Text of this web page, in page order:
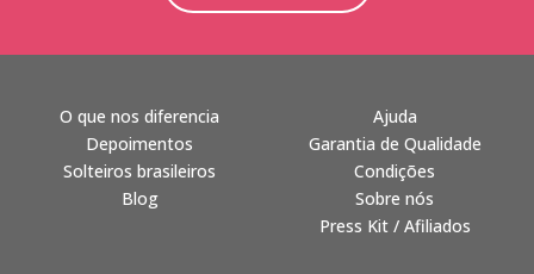
O que nos diferencia
Depoimentos
Solteiros brasileiros
Blog
Ajuda
Garantia de Qualidade
Condições
Sobre nós
Press Kit / Afiliados